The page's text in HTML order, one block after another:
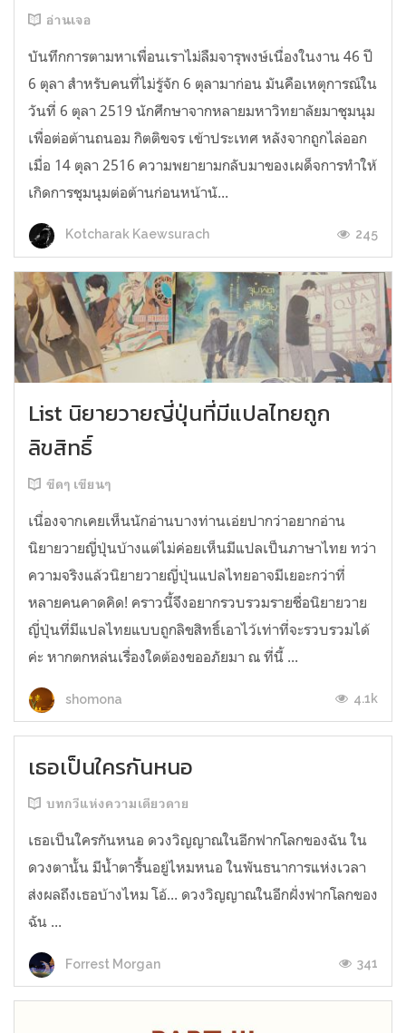
อ่านเจอ
บันทึกการตามหาเพื่อนเราไม่ลืมจารุพงษ์เนื่องในงาน 46 ปี
6 ตุลา สำหรับคนที่ไม่รู้จัก 6 ตุลามาก่อน มันคือเหตุการณ์ใน
วันที่ 6 ตุลา 2519 นักศึกษาจากหลายมหาวิทยาลัยมาชุมนุม
เพื่อต่อต้านถนอม กิตติขจร เข้าประเทศ หลังจากถูกไล่ออก
เมื่อ 14 ตุลา 2516 ความพยายามกลับมาของเผด็จการทำให้
เกิดการชุมนุมต่อต้านก่อนหน้านั...
Kotcharak Kaewsurach 245
List นิยายวายญี่ปุ่นที่มีแปลไทยถูก
ลิขสิทธิ์
ขีดๆ เขียนๆ
เนื่องจากเคยเห็นนักอ่านบางท่านเอ่ยปากว่าอยากอ่าน
นิยายวายญี่ปุ่นบ้างแต่ไม่ค่อยเห็นมีแปลเป็นภาษาไทย ทว่า
ความจริงแล้วนิยายวายญี่ปุ่นแปลไทยอาจมีเยอะกว่าที่
หลายคนคาดคิด! คราวนี้จึงอยากรวบรวมรายชื่อนิยายวาย
ญี่ปุ่นที่มีแปลไทยแบบถูกลิขสิทธิ์เอาไว้เท่าที่จะรวบรวมได้
ค่ะ หากตกหล่นเรื่องใดต้องขออภัยมา ณ ที่นี้ ...
shomona 4.1k
เธอเป็นใครกันหนอ
บทกวีแห่งความเดียวดาย
เธอเป็นใครกันหนอ ดวงวิญญาณในอีกฟากโลกของฉัน ใน
ดวงตานั้น มีน้ำตารื้นอยู่ไหมหนอ ในพันธนาการแห่งเวลา
ส่งผลถึงเธอบ้างไหม โอ้... ดวงวิญญาณในอีกฝั่งฟากโลกของ
ฉัน ...
Forrest Morgan 341